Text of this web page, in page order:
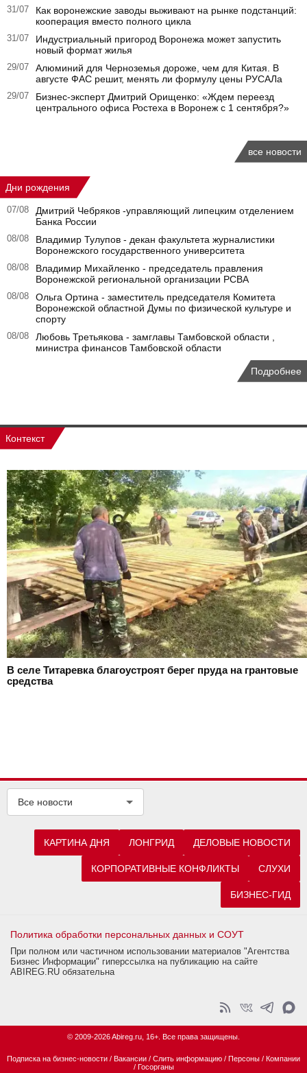
31/07
Как воронежские заводы выживают на рынке подстанций:
кооперация вместо полного цикла
31/07
Индустриальный пригород Воронежа может запустить
новый формат жилья
29/07
Алюминий для Черноземья дороже, чем для Китая. В
августе ФАС решит, менять ли формулу цены РУСАЛа
29/07
Бизнес-эксперт Дмитрий Орищенко: «Ждем переезд
центрального офиса Ростеха в Воронеж с 1 сентября?»
все новости
Дни рождения
07/08
Дмитрий Чебряков -управляющий липецким отделением
Банка России
08/08
Владимир Тулупов - декан факультета журналистики
Воронежского государственного университета
08/08
Владимир Михайленко - председатель правления
Воронежской региональной организации РСВА
08/08
Ольга Ортина - заместитель председателя Комитета
Воронежской областной Думы по физической культуре и
спорту
08/08
Любовь Третьякова - замглавы Тамбовской области ,
министра финансов Тамбовской области
Подробнее
Контекст
В селе Титаревка благоустроят берег пруда на грантовые
средства
Все новости
КАРТИНА ДНЯ ЛОНГРИД ДЕЛОВЫЕ НОВОСТИ
КОРПОРАТИВНЫЕ КОНФЛИКТЫ СЛУХИ
БИЗНЕС-ГИД
Политика обработки персональных данных и СОУТ
При полном или частичном использовании материалов "Агентства
Бизнес Информации" гиперссылка на публикацию на сайте
ABIREG.RU обязательна
© 2009-2026 Abireg.ru, 16+. Все права защищены.
Подписка на бизнес-новости / Вакансии / Слить информацию / Персоны / Компании
/ Госорганы